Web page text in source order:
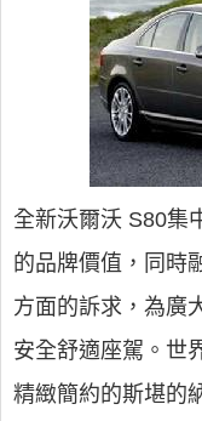
全新沃爾沃 S80集
的品牌價值，同時
方面的訴求，為廣
安全舒適座駕。世
精緻簡約的斯堪的